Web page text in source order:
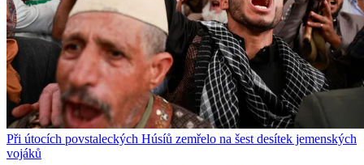
Při útocích povstaleckých Húsíů zemřelo na šest desítek jemenských
vojáků